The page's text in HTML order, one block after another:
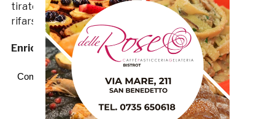
tirato in porta ma già sabato hanno l'occasione di
rifarsi quando al 'Ciarrocchi' arriverà il Loreto.
Enrico Tassotti
Commenti